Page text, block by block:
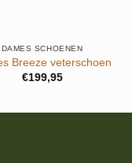
DAMES SCHOENEN
Breeze veterschoen
€199,95